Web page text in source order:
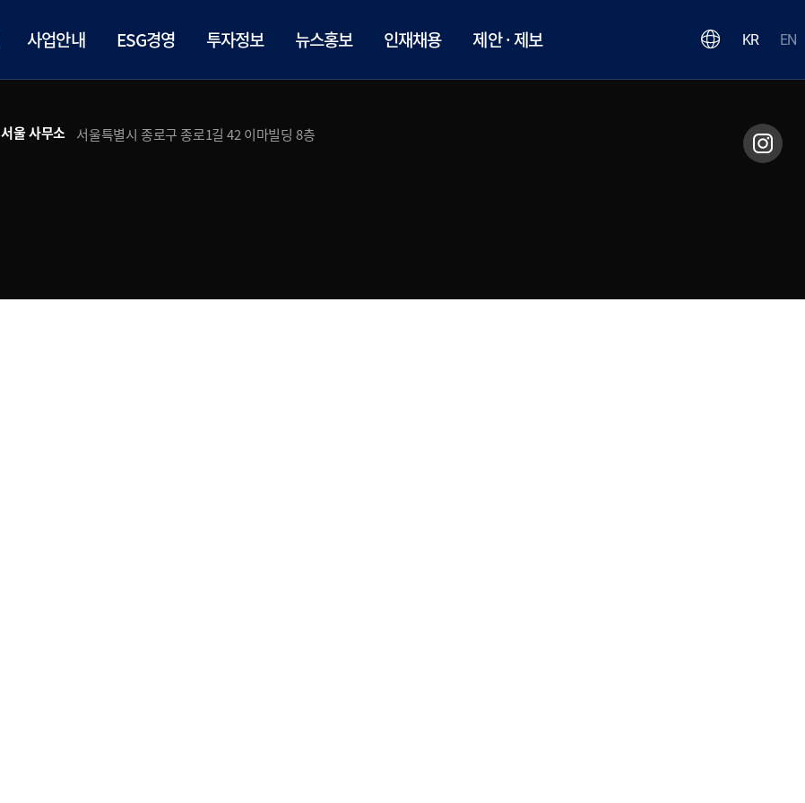
사업안내 ESG경영 투자정보 뉴스홍보 인재채용 제안 · 제보 KR EN
서울 사무소 서울특별시 종로구 종로1길 42 이마빌딩 8층